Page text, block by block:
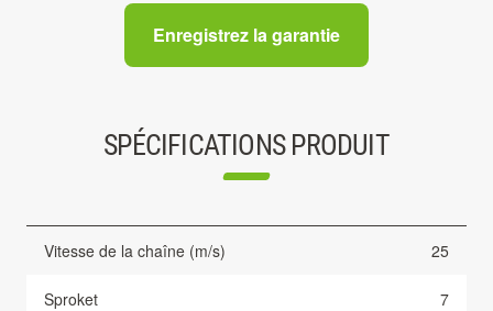
Enregistrez la garantie
SPÉCIFICATIONS PRODUIT
Vitesse de la chaîne (m/s) 25
Sproket 7